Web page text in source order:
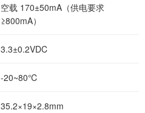
空载 170±50mA（供电要求
≥800mA）
3.3±0.2VDC
-20~80℃
35.2×19×2.8mm